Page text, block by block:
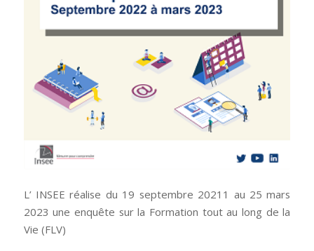
L’ INSEE réalise du 19 septembre 20211 au 25 mars
2023 une enquête sur la Formation tout au long de la
Vie (FLV)